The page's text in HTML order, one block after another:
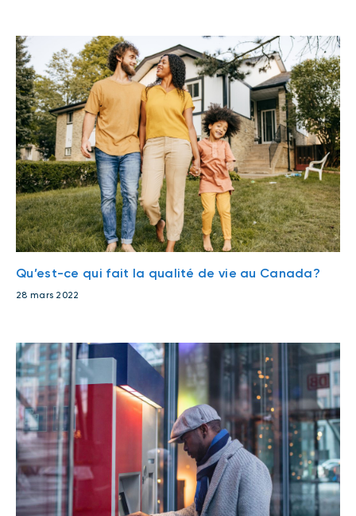
Qu’est-ce qui fait la qualité de vie au Canada?
28 mars 2022